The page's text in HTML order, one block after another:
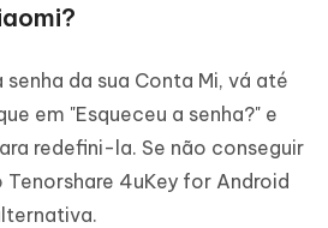
da sua Conta Mi, vá até
em "Esqueceu a senha?" e
redefini-la. Se não conseguir
Tenorshare 4uKey for Android